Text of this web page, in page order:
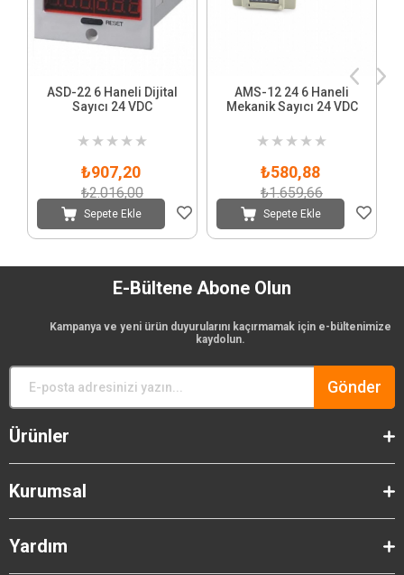
ASD-22 6 Haneli Dijital
Sayıcı 24 VDC
★ ★ ★ ★ ★
₺907,20
₺2.016,00
Sepete Ekle
AMS-12 24 6 Haneli
Mekanik Sayıcı 24 VDC
★ ★ ★ ★ ★
₺580,88
₺1.659,66
Sepete Ekle
E-Bültene Abone Olun
Kampanya ve yeni ürün duyurularını kaçırmamak için e-bültenimize
kaydolun.
Gönder
Ürünler
Kurumsal
Yardım